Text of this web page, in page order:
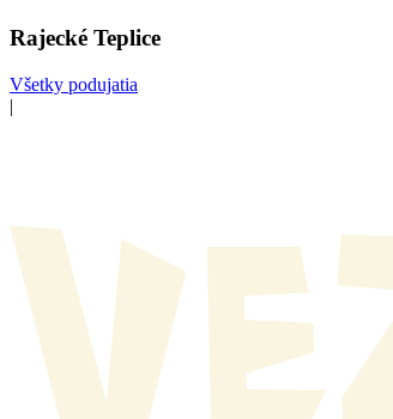
Rajecké Teplice
Všetky podujatia
|